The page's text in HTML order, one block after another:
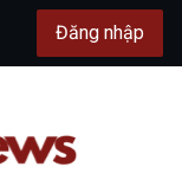
Đăng nhập